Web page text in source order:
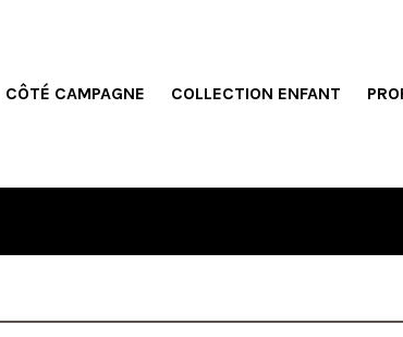
CÔTÉ CAMPAGNE COLLECTION ENFANT